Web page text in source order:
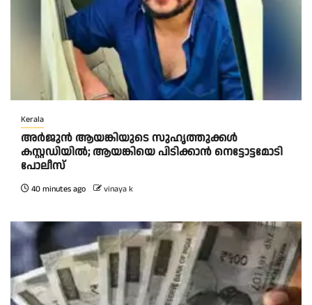
Kerala
അർജുൻ ആയങ്കിയുടെ സുഹൃത്തുക്കൾ
കസ്റ്റഡിയിൽ; ആയങ്കിയെ പിടിക്കാൻ നെട്ടോട്ടമോടി
പോലീസ്
40 minutes ago vinaya k